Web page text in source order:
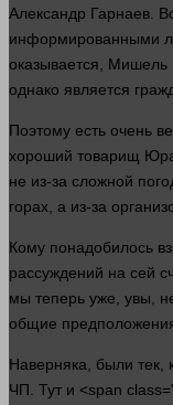
Александр Гарнаев.
информированными
оказывается, Мишель
однако является
Поэтому есть очень
хороший товарищ
не из-за сложной
горах, а из-за
Кому понадобилось
рассуждений на сей
мы теперь уже, увы,
общие
Наверняка, были тек,
ЧП. Тут и <span